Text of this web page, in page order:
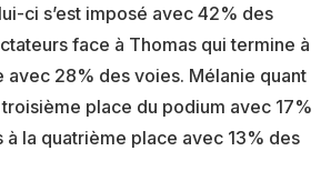
ci s’est imposé avec 42% des
face à Thomas qui termine à
avec 28% des voies. Mélanie quant
place du podium avec 17%
à la quatrième place avec 13% des